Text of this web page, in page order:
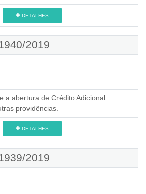
DETALHES
2019
a abertura de Crédito Adicional
providências.
DETALHES
2019